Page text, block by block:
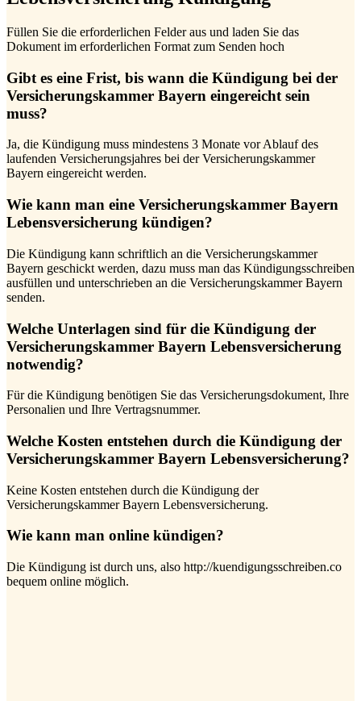
Füllen Sie die erforderlichen Felder aus und laden Sie das
Dokument im erforderlichen Format zum Senden hoch
Gibt es eine Frist, bis wann die Kündigung bei der
Versicherungskammer Bayern eingereicht sein
muss?
Ja, die Kündigung muss mindestens 3 Monate vor Ablauf des
laufenden Versicherungsjahres bei der Versicherungskammer
Bayern eingereicht werden.
Wie kann man eine Versicherungskammer Bayern
Lebensversicherung kündigen?
Die Kündigung kann schriftlich an die Versicherungskammer
Bayern geschickt werden, dazu muss man das Kündigungsschreiben
ausfüllen und unterschrieben an die Versicherungskammer Bayern
senden.
Welche Unterlagen sind für die Kündigung der
Versicherungskammer Bayern Lebensversicherung
notwendig?
Für die Kündigung benötigen Sie das Versicherungsdokument, Ihre
Personalien und Ihre Vertragsnummer.
Welche Kosten entstehen durch die Kündigung der
Versicherungskammer Bayern Lebensversicherung?
Keine Kosten entstehen durch die Kündigung der
Versicherungskammer Bayern Lebensversicherung.
Wie kann man online kündigen?
Die Kündigung ist durch uns, also http://kuendigungsschreiben.co
bequem online möglich.